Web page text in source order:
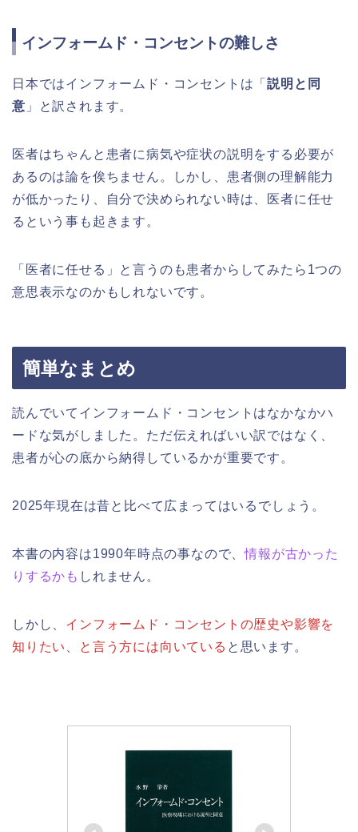
インフォームド・コンセントの難しさ
日本ではインフォームド・コンセントは「説明と同
意 」と訳されます。
医者はちゃんと患者に病気や症状の説明をする必要が
あるのは論を俟ちません。しかし、患者側の理解能力
が低かったり、自分で決められない時は、医者に任せ
るという事も起きます。
「医者に任せる」と言うのも患者からしてみたら1つの
意思表示なのかもしれないです。
簡単なまとめ
読んでいてインフォームド・コンセントはなかなかハ
ードな気がしました。ただ伝えればいい訳ではなく、
患者が心の底から納得しているかが重要です。
2025年現在は昔と比べて広まってはいるでしょう。
本書の内容は1990年時点の事なので、情報が古かった
りするかも しれません。
しかし、 インフォームド・コンセントの歴史や影響を
知りたい、と言う方には向いている と思います。